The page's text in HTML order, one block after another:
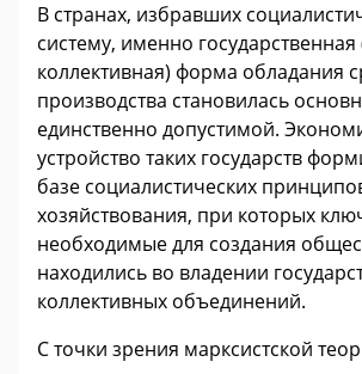
В странах, избравших
систему, именно государственная
коллективная) форма обладания
производства становилась
единственно допустимой.
устройство таких государств
базе социалистических
хозяйствования, при которых
необходимые для создания
находились во владении
коллективных объединений.
С точки зрения марксистской